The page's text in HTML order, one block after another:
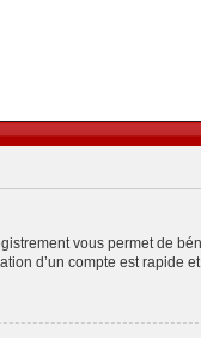
vous permet de
d’un compte est rapide